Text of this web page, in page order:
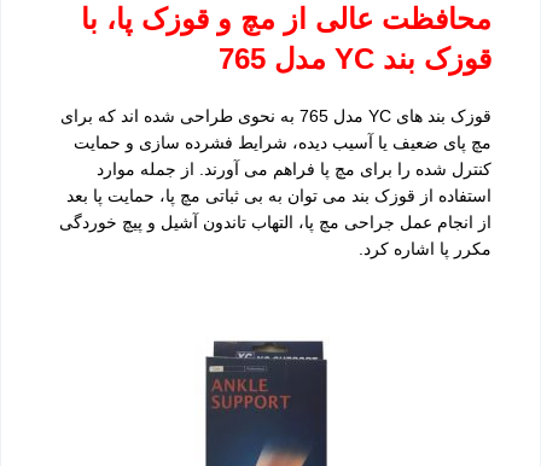
محافظت عالی از مچ و قوزک پا، با
قوزک بند YC مدل 765
قوزک بند های YC مدل 765 به نحوی طراحی شده اند که برای
مچ پای ضعیف یا آسیب دیده، شرایط فشرده سازی و حمایت
کنترل شده را برای مچ پا فراهم می آورند. از جمله موارد
استفاده از قوزک بند می توان به بی ثباتی مچ پا، حمایت پا بعد
از انجام عمل جراحی مچ پا، التهاب تاندون آشیل و پیچ خوردگی
مکرر پا اشاره کرد.